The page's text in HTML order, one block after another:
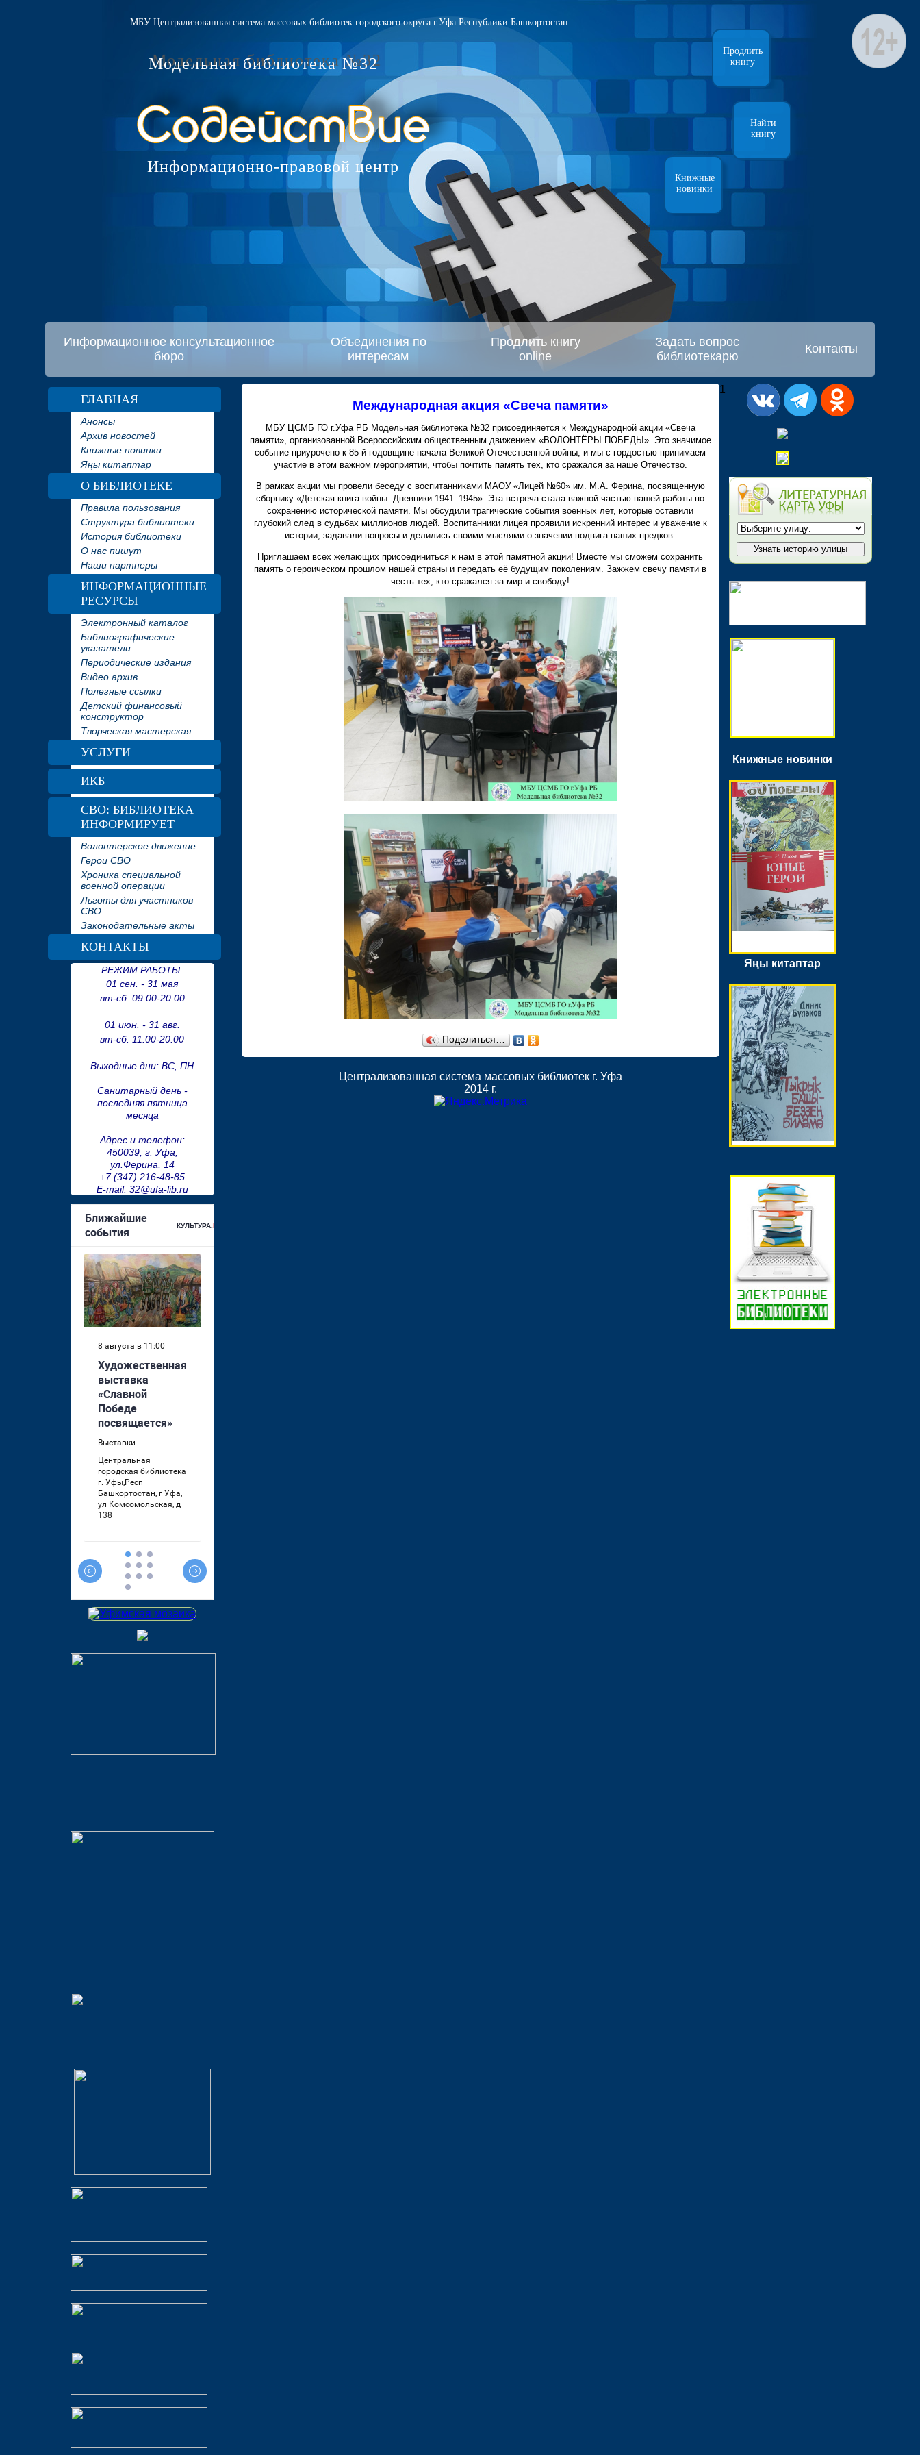
МБУ Централизованная система массовых библиотек городского округа г.Уфа Республики Башкортостан
Модельная библиотека №32
Информационно-правовой центр
Продлить
книгу
Найти
книгу
Книжные
новинки
Информационное консультационное
бюро
Объединения по
интересам
Продлить книгу
online
Задать вопрос
библиотекарю
Контакты
ГЛАВНАЯ
Анонсы
Архив новостей
Книжные новинки
Яңы китаптар
О БИБЛИОТЕКЕ
Правила пользования
Структура библиотеки
История библиотеки
О нас пишут
Наши партнеры
ИНФОРМАЦИОННЫЕ
РЕСУРСЫ
Электронный каталог
Библиографические
указатели
Периодические издания
Видео архив
Полезные ссылки
Детский финансовый
конструктор
Творческая мастерская
УСЛУГИ
ИКБ
СВО: БИБЛИОТЕКА
ИНФОРМИРУЕТ
Волонтерское движение
Герои СВО
Хроника специальной
военной операции
Льготы для участников
СВО
Законодательные акты
КОНТАКТЫ
РЕЖИМ РАБОТЫ:
01 сен. - 31 мая
вт-сб: 09:00-20:00
01 июн. - 31 авг.
вт-сб: 11:00-20:00
Выходные дни: ВС, ПН
Санитарный день -
последняя пятница
месяца
Адрес и телефон:
450039, г. Уфа,
ул.Ферина, 14
+7 (347) 216-48-85
E-mail: 32@ufa-lib.ru
Международная акция «Свеча памяти»
МБУ ЦСМБ ГО г.Уфа РБ Модельная библиотека №32 присоединяется к Международной акции «Свеча
памяти», организованной Всероссийским общественным движением «ВОЛОНТЁРЫ ПОБЕДЫ». Это значимое
событие приурочено к 85-й годовщине начала Великой Отечественной войны, и мы с гордостью принимаем
участие в этом важном мероприятии, чтобы почтить память тех, кто сражался за наше Отечество.
В рамках акции мы провели беседу с воспитанниками МАОУ «Лицей №60» им. М.А. Ферина, посвященную
сборнику «Детская книга войны. Дневники 1941–1945». Эта встреча стала важной частью нашей работы по
сохранению исторической памяти. Мы обсудили трагические события военных лет, которые оставили
глубокий след в судьбах миллионов людей. Воспитанники лицея проявили искренний интерес и уважение к
истории, задавали вопросы и делились своими мыслями о значении подвига наших предков.
Приглашаем всех желающих присоединиться к нам в этой памятной акции! Вместе мы сможем сохранить
память о героическом прошлом нашей страны и передать её будущим поколениям. Зажжем свечу памяти в
честь тех, кто сражался за мир и свободу!
Поделиться…
Централизованная система массовых библиотек г. Уфа
2014 г.
Книжные новинки
Яңы китаптар
1